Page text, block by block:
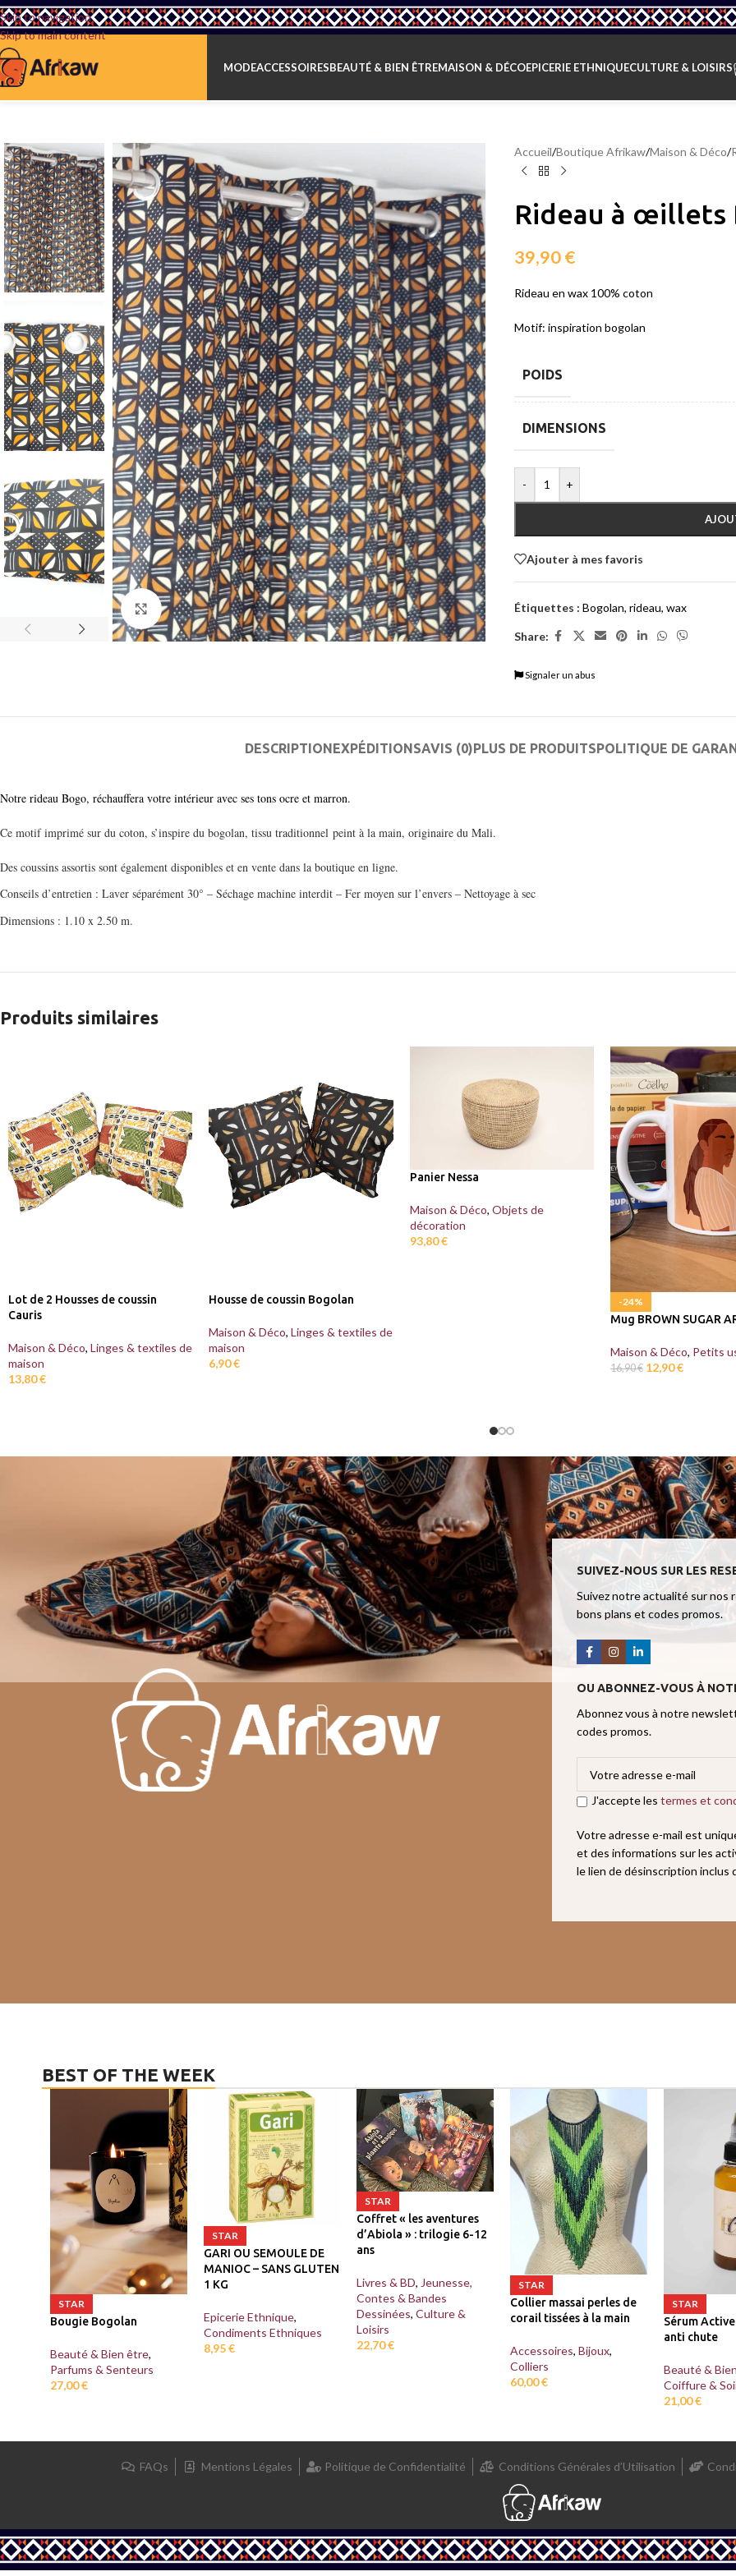
Skip to navigation
Skip to main content
MODEACCESSOIRESBEAUTÉ & BIEN ÊTREMAISON & DÉCOEPICERIE ETHNIQUECULTURE & LOISIRS
Agrandir
Accueil/Boutique Afrikaw/Maison & Déco/
Rideau à œillets
39,90€
Rideau en wax 100% coton
Motif: inspiration bogolan
POIDS
DIMENSIONS
- +
Ajouter à mes favoris
Étiquettes : Bogolan, rideau, wax
Share:
Signaler un abus
DESCRIPTIONEXPÉDITIONSAVIS (0)PLUS DE PRODUITSPOLITIQUE DE
Notre rideau Bogo, réchauffera votre intérieur avec ses tons ocre et marron.
Ce motif imprimé sur du coton, s’inspire du bogolan, tissu traditionnel peint à la main, originaire du Mali.
Des coussins assortis sont également disponibles et en vente dans la boutique en ligne.
Conseils d’entretien : Laver séparément 30° – Séchage machine interdit – Fer moyen sur l’envers – Nettoyage à sec
Dimensions : 1.10 x 2.50 m.
Produits similaires
Lot de 2 Housses de coussin
Cauris
Maison & Déco, Linges & textiles de
maison
13,80€
Housse de coussin Bogolan
Maison & Déco, Linges & textiles de
maison
6,90€
Panier Nessa
Maison & Déco, Objets de
décoration
93,80€
-24%
Mug BROWN SUGAR
Maison & Déco, Petits
16,90€ 12,90€
SUIVEZ-NOUS SUR LES
Suivez notre actualité sur nos
bons plans et codes promos.
OU ABONNEZ-VOUS À
Abonnez vous à notre
codes promos.
J'accepte les termes et
Votre adresse e-mail est
et des informations sur les
le lien de désinscription inclus
BEST OF THE WEEK
STAR
Bougie Bogolan
Beauté & Bien être,
Parfums & Senteurs
27,00€
STAR
GARI OU SEMOULE DE
MANIOC – SANS GLUTEN
1 KG
Epicerie Ethnique,
Condiments Ethniques
8,95€
STAR
Coffret « les aventures
d’Abiola » : trilogie 6-12
ans
Livres & BD, Jeunesse,
Contes & Bandes
Dessinées, Culture &
Loisirs
22,70€
STAR
Collier massai perles de
corail tissées à la main
Accessoires, Bijoux,
Colliers
60,00€
STAR
Sérum
anti chute
Beauté &
Coiffure &
21,00€
FAQs Mentions Légales Politique de Confidentialité Conditions Générales d’Utilisation